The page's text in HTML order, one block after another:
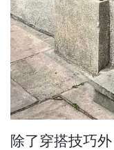
除了穿搭技巧